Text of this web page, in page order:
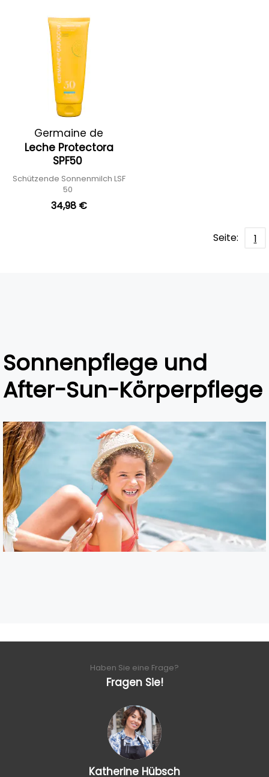
Germaine de
Capuccini
Leche Protectora
SPF50
Schützende Sonnenmilch LSF
50
34,98 €
Seite: 1
Sonnenpflege und
After-Sun-Körperpflege
Haben Sie eine Frage?
Fragen Sie!
Katherine Hübsch